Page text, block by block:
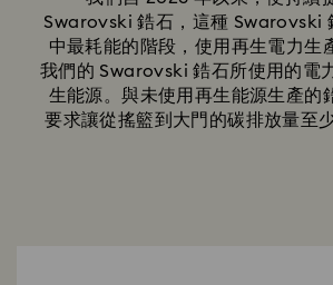
Swarovski 鋯石，這種 Swarovski
中最耗能的階段，使用再生電力生
我們的 Swarovski 鋯石所使用的電
生能源。與未使用再生能源生產的
要求讓從搖籃到大門的碳排放量至